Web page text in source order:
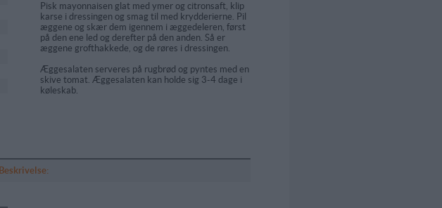
Pisk mayonnaisen glat med ymer og citronsaft, klip
karse i dressingen og smag til med krydderierne. Pil
æggene og skær dem igennem i æggedeleren, først
på den ene led og derefter på den anden. Så er
æggene grofthakkede, og de røres i dressingen.
Æggesalaten serveres på rugbrød og pyntes med en
skive tomat. Æggesalaten kan holde sig 3-4 dage i
køleskab.
Beskrivelse: